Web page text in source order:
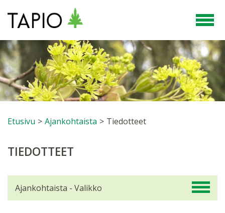
Etusivu > Ajankohtaista > Tiedotteet
TIEDOTTEET
Ajankohtaista - Valikko